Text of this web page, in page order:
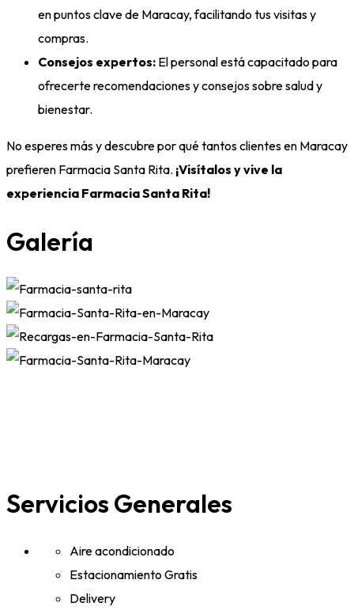
en puntos clave de Maracay, facilitando tus visitas y
compras.
Consejos expertos: El personal está capacitado para
ofrecerte recomendaciones y consejos sobre salud y
bienestar.
No esperes más y descubre por qué tantos clientes en Maracay
prefieren Farmacia Santa Rita. ¡Visítalos y vive la
experiencia Farmacia Santa Rita!
Galería
Servicios Generales
Aire acondicionado
Estacionamiento Gratis
Delivery